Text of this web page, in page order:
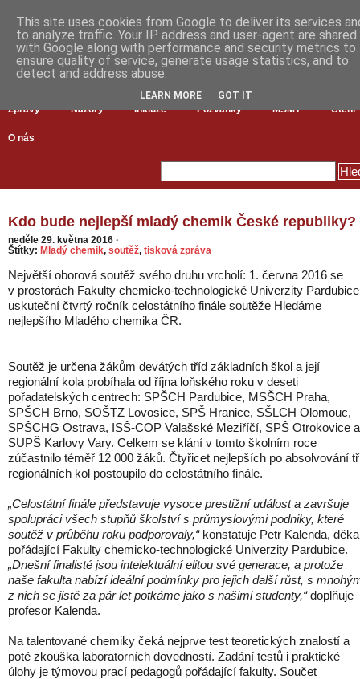
Zprávy Názory Inkluze Pozvánky MŠMT Čtení
O nás
Kdo bude nejlepší mladý chemik České republiky?
neděle 29. května 2016 ·
Štítky: Mladý chemik, soutěž, tisková zpráva
Největší oborová soutěž svého druhu vrcholí: 1. června 2016 se
v prostorách Fakulty chemicko-technologické Univerzity Pardubice
uskuteční čtvrtý ročník celostátního finále soutěže Hledáme
nejlepšího Mladého chemika ČR.
Soutěž je určena žákům devátých tříd základních škol a její
regionální kola probíhala od října loňského roku v deseti
pořadatelských centrech: SPŠCH Pardubice, MSŠCH Praha,
SPŠCH Brno, SOŠTZ Lovosice, SPŠ Hranice, SŠLCH Olomouc,
SPŠCHG Ostrava, ISŠ-COP Valašské Meziříčí, SPŠ Otrokovice a
SUPŠ Karlovy Vary. Celkem se klání v tomto školním roce
zúčastnilo téměř 12 000 žáků. Čtyřicet nejlepších po absolvování
regionálních kol postoupilo do celostátního finále.
„Celostátní finále představuje vysoce prestižní událost a završuje
spolupráci všech stupňů školství s průmyslovými podniky, které
soutěž v průběhu roku podporovaly,“konstatuje Petr Kalenda,
pořádající Fakulty chemicko-technologické Univerzity Pardubice.
„Dnešní finalisté jsou intelektuální elitou své generace, a protože
naše fakulta nabízí ideální podmínky pro jejich další růst, s
z nich se jistě za pár let potkáme jako s našimi studenty,“doplňuje
profesor Kalenda.
Na talentované chemiky čeká nejprve test teoretických znalostí a
poté zkouška laboratorních dovedností. Zadání testů i praktické
úlohy je týmovou prací pedagogů pořádající fakulty. Součet
This site uses cookies from Google to deliver its services
to analyze traffic. Your IP address and user-agent are shared
with Google along with performance and security metrics to
ensure quality of service, generate usage statistics, and to
detect and address abuse.
LEARN MORE GOT IT